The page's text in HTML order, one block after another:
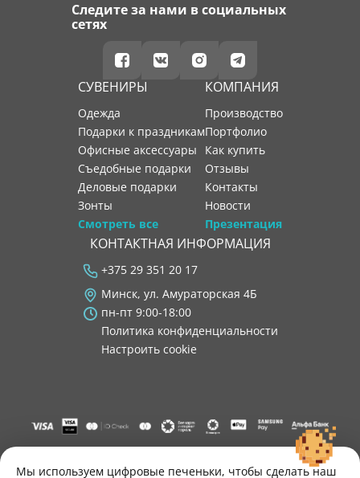
Следите за нами в социальных
сетях
СУВЕНИРЫ
Одежда
Подарки к праздникам
Офисные аксессуары
Съедобные подарки
Деловые подарки
Зонты
Смотреть все
КОМПАНИЯ
производство
портфолио
как купить
отзывы
контакты
новости
Презентация
КОНТАКТНАЯ ИНФОРМАЦИЯ
+375 29 351 20 17
Минск, ул. Амураторская 4Б
пн-пт 9:00-18:00
Политика конфиденциальности
Настроить cookie
"ООО "Лигатура", УНП 193602931, Республика Беларусь, 220004,
г. Минск, ул. Амураторская, 4Б, цокольный этаж, помещение 3.
Мы используем цифровые печеньки, чтобы сделать наш